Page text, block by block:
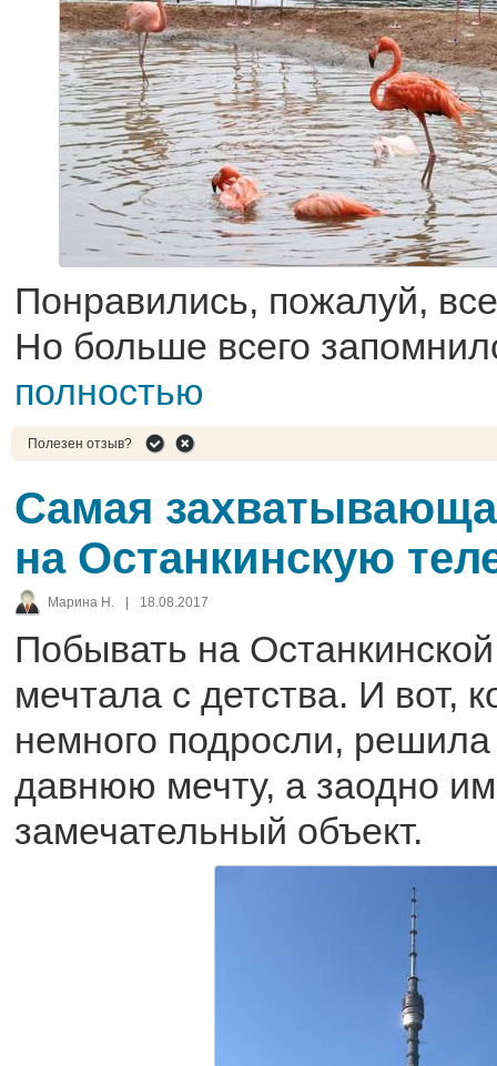
Понравились, пожалуй,
Но больше всего
полностью
Полезен отзыв?
Самая
на Останкинскую
Марина Н. | 18.08.2017
Побывать на
мечтала с детства. И вот,
немного подросли,
давнюю мечту, а заодно им
замечательный объект.